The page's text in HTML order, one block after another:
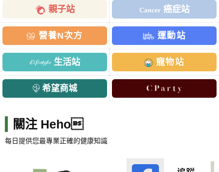
親子站 癌症站
營養N次方 運動站
生活站 寵物站
希望商城
關注 Heho
每日提供您最專業正確的健康知識